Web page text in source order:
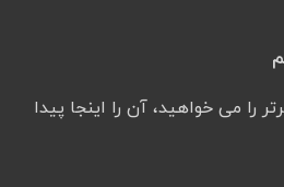
را می خواهید، آن را اینجا پیدا